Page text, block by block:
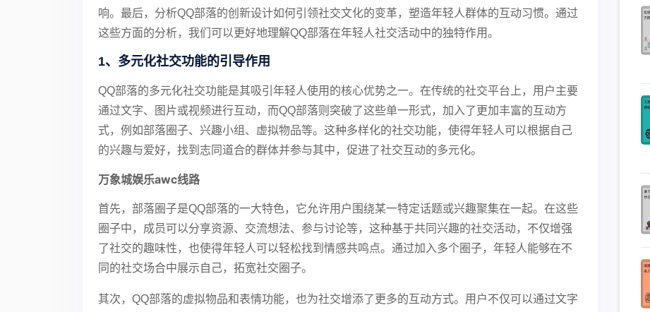
响。最后，分析QQ部落的创新设计如何引领社交文化的变革，塑造年轻人群体的互动习惯。通过
这些方面的分析，我们可以更好地理解QQ部落在年轻人社交活动中的独特作用。
1、多元化社交功能的引导作用
QQ部落的多元化社交功能是其吸引年轻人使用的核心优势之一。在传统的社交平台上，用户主要
通过文字、图片或视频进行互动，而QQ部落则突破了这些单一形式，加入了更加丰富的互动方
式，例如部落圈子、兴趣小组、虚拟物品等。这种多样化的社交功能，使得年轻人可以根据自己
的兴趣与爱好，找到志同道合的群体并参与其中，促进了社交互动的多元化。
万象城娱乐awc线路
首先，部落圈子是QQ部落的一大特色，它允许用户围绕某一特定话题或兴趣聚集在一起。在这些
圈子中，成员可以分享资源、交流想法、参与讨论等，这种基于共同兴趣的社交活动，不仅增强
了社交的趣味性，也使得年轻人可以轻松找到情感共鸣点。通过加入多个圈子，年轻人能够在不
同的社交场合中展示自己，拓宽社交圈子。
其次，QQ部落的虚拟物品和表情功能，也为社交增添了更多的互动方式。用户不仅可以通过文字